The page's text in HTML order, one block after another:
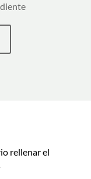
rellenar el